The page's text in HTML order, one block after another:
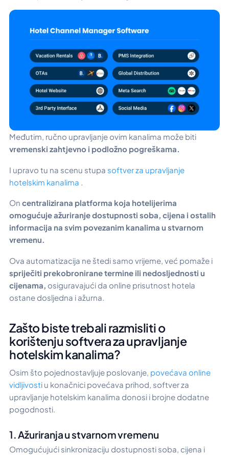
Međutim, ručno upravljanje ovim kanalima može biti
vremenski zahtjevno i podložno pogreškama.
I upravo tu na scenu stupa softver za upravljanje
hotelskim kanalima
On centralizirana platforma koja hotelijerima
omogućuje ažuriranje dostupnosti soba, cijena i ostalih
informacija na svim povezanim kanalima u stvarnom
vremenu.
Ova automatizacija ne štedi samo vrijeme, već pomaže i
spriječiti prekobronirane termine ili nedosljednosti u
cijenama, osiguravajući da online prisutnost hotela
ostane dosljedna i ažurna.
Zašto biste trebali razmisliti o
korištenju softvera za upravljanje
hotelskim kanalima?
Osim što pojednostavljuje poslovanje, povećava online
vidljivosti u konačnici povećava prihod, softver za
upravljanje hotelskim kanalima donosi i brojne dodatne
pogodnosti.
1. Ažuriranja u stvarnom vremenu
Omogućujući sinkronizaciju dostupnosti soba, cijena i